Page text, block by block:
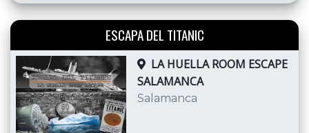
ESCAPA DEL TITANIC
LA HUELLA ROOM ESCAPE
SALAMANCA
Salamanca